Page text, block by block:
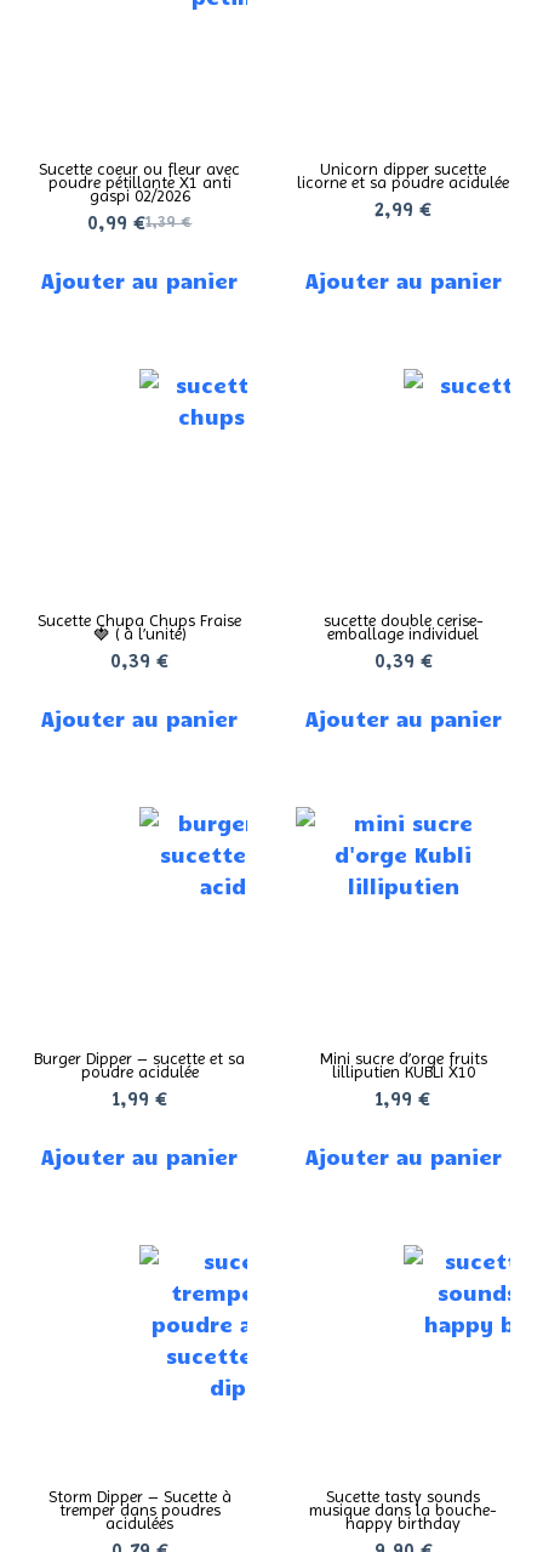
Sucette coeur ou fleur avec
poudre pétillante X1 anti
gaspi 02/2026
1,39€
0,99€
Ajouter au panier
Unicorn dipper sucette
licorne et sa poudre acidulée
2,99€
Ajouter au panier
Sucette Chupa Chups Fraise
🍓 ( à l’unité)
0,39€
Ajouter au panier
sucette double cerise-
emballage individuel
0,39 €
Ajouter au panier
Burger Dipper – sucette et sa
poudre acidulée
1,99 €
Ajouter au panier
Mini sucre d’orge fruits
lilliputien KUBLI X10
1,99€
Ajouter au panier
Storm Dipper – Sucette à
tremper dans poudres
acidulées
Sucette tasty sounds
musique dans la bouche-
happy birthday